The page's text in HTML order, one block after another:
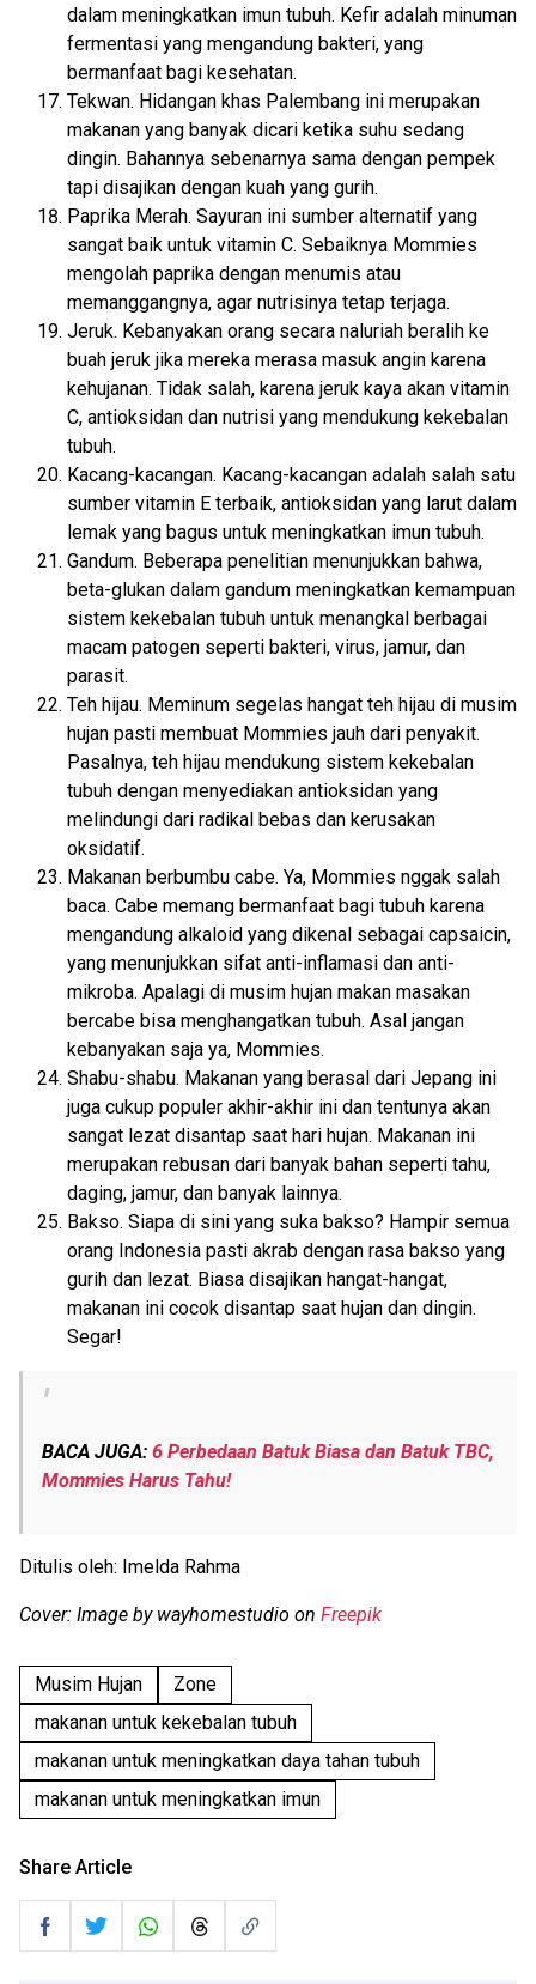
dalam meningkatkan imun tubuh. Kefir adalah minuman
fermentasi yang mengandung bakteri, yang
bermanfaat bagi kesehatan.
Tekwan. Hidangan khas Palembang ini merupakan
makanan yang banyak dicari ketika suhu sedang
dingin. Bahannya sebenarnya sama dengan pempek
tapi disajikan dengan kuah yang gurih.
Paprika Merah. Sayuran ini sumber alternatif yang
sangat baik untuk vitamin C. Sebaiknya Mommies
mengolah paprika dengan menumis atau
memanggangnya, agar nutrisinya tetap terjaga.
Jeruk. Kebanyakan orang secara naluriah beralih ke
buah jeruk jika mereka merasa masuk angin karena
kehujanan. Tidak salah, karena jeruk kaya akan vitamin
C, antioksidan dan nutrisi yang mendukung kekebalan
tubuh.
Kacang-kacangan. Kacang-kacangan adalah salah satu
sumber vitamin E terbaik, antioksidan yang larut dalam
lemak yang bagus untuk meningkatkan imun tubuh.
Gandum. Beberapa penelitian menunjukkan bahwa,
beta-glukan dalam gandum meningkatkan kemampuan
sistem kekebalan tubuh untuk menangkal berbagai
macam patogen seperti bakteri, virus, jamur, dan
parasit.
Teh hijau. Meminum segelas hangat teh hijau di musim
hujan pasti membuat Mommies jauh dari penyakit.
Pasalnya, teh hijau mendukung sistem kekebalan
tubuh dengan menyediakan antioksidan yang
melindungi dari radikal bebas dan kerusakan
oksidatif.
Makanan berbumbu cabe. Ya, Mommies nggak salah
baca. Cabe memang bermanfaat bagi tubuh karena
mengandung alkaloid yang dikenal sebagai capsaicin,
yang menunjukkan sifat anti-inflamasi dan anti-
mikroba. Apalagi di musim hujan makan masakan
bercabe bisa menghangatkan tubuh. Asal jangan
kebanyakan saja ya, Mommies.
Shabu-shabu. Makanan yang berasal dari Jepang ini
juga cukup populer akhir-akhir ini dan tentunya akan
sangat lezat disantap saat hari hujan. Makanan ini
merupakan rebusan dari banyak bahan seperti tahu,
daging, jamur, dan banyak lainnya.
Bakso. Siapa di sini yang suka bakso? Hampir semua
orang Indonesia pasti akrab dengan rasa bakso yang
gurih dan lezat. Biasa disajikan hangat-hangat,
makanan ini cocok disantap saat hujan dan dingin.
Segar!
BACA JUGA: 6 Perbedaan Batuk Biasa dan Batuk TBC,
Mommies Harus Tahu!
Ditulis oleh: Imelda Rahma
Cover: Image by wayhomestudio on Freepik
Musim Hujan
Zone
makanan untuk kekebalan tubuh
makanan untuk meningkatkan daya tahan tubuh
makanan untuk meningkatkan imun
Share Article